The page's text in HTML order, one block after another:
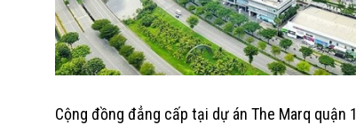
Cộng đồng đẳng cấp tại dự án The Marq quận 1